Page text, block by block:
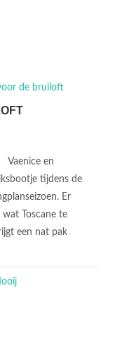
Vaenice en
tijdens de
Er
Toscane te
een nat pak